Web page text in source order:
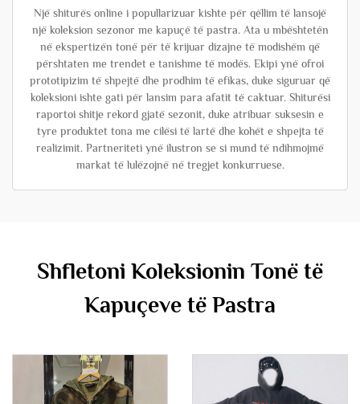
Një shiturës online i popullarizuar kishte për qëllim të lansojë
një koleksion sezonor me kapuçë të pastra. Ata u mbështetën
në ekspertizën tonë për të krijuar dizajne të modishëm që
përshtaten me trendet e tanishme të modës. Ekipi ynë ofroi
prototipizim të shpejtë dhe prodhim të efikas, duke siguruar që
koleksioni ishte gati për lansim para afatit të caktuar. Shiturësi
raportoi shitje rekord gjatë sezonit, duke atribuar suksesin e
tyre produktet tona me cilësi të lartë dhe kohët e shpejta të
realizimit. Partneriteti ynë ilustron se si mund të ndihmojmë
markat të lulëzojnë në tregjet konkurruese.
Shfletoni Koleksionin Tonë të
Kapuçeve të Pastra